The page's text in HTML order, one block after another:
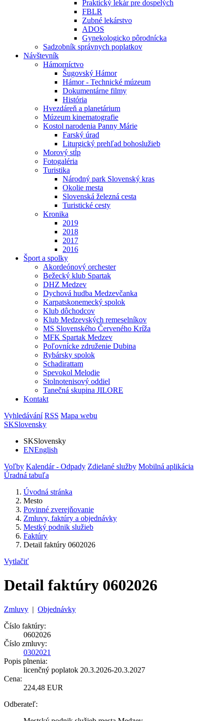
Praktický lekár pre dospelých
FBLR
Zubné lekárstvo
ADOS
Gynekologicko pôrodnícka
Sadzobník správnych poplatkov
Návštevník
Hámorníctvo
Šugovský Hámor
Hámor - Technické múzeum
Dokumentárne filmy
História
Hvezdáreň a planetárium
Múzeum kinematografie
Kostol narodenia Panny Márie
Farský úrad
Liturgický prehľad bohoslužieb
Morový stĺp
Fotogaléria
Turistika
Národný park Slovenský kras
Okolie mesta
Slovenská železná cesta
Turistické cesty
Kronika
2019
2018
2017
2016
Šport a spolky
Akordeónový orchester
Bežecký klub Spartak
DHZ Medzev
Dychová hudba Medzevčanka
Karpatskonemecký spolok
Klub dôchodcov
Klub Medzevských remeselníkov
MS Slovenského Červeného Kríža
MFK Spartak Medzev
Poľovnícke združenie Dubina
Rybársky spolok
Schadirattam
Spevokol Melodie
Stolnotenisový oddiel
Tanečná skupina JILORE
Kontakt
Vyhledávání RSS Mapa webu
SKSlovensky
SKSlovensky
ENEnglish
Voľby Kalendár - Odpady Zdielané služby Mobilná aplikácia
Úradná tabuľa
Úvodná stránka
Mesto
Povinné zverejňovanie
Zmluvy, faktúry a objednávky
Mestký podnik služieb
Faktúry
Detail faktúry 0602026
Vytlačiť
Detail faktúry 0602026
Zmluvy | Objednávky
Číslo faktúry:
0602026
Číslo zmluvy:
0302021
Popis plnenia:
licenčný poplatok 20.3.2026-20.3.2027
Cena:
224,48 EUR
Odberateľ: